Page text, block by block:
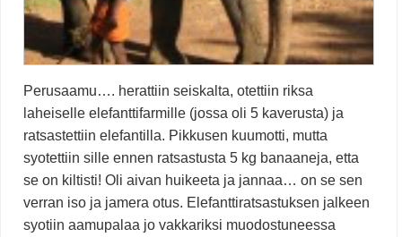
Perusaamu…. herattiin seiskalta, otettiin riksa
laheiselle elefanttifarmille (jossa oli 5 kaverusta) ja
ratsastettiin elefantilla. Pikkusen kuumotti, mutta
syotettiin sille ennen ratsastusta 5 kg banaaneja, etta
se on kiltisti! Oli aivan huikeeta ja jannaa… on se sen
verran iso ja jamera otus. Elefanttiratsastuksen jalkeen
syotiin aamupalaa jo vakkariksi muodostuneessa